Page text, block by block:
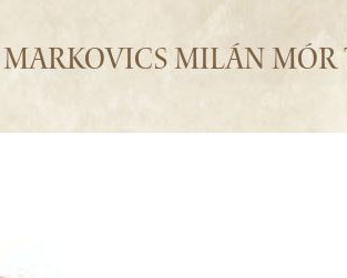
MARKOVICS MILÁN MÓR